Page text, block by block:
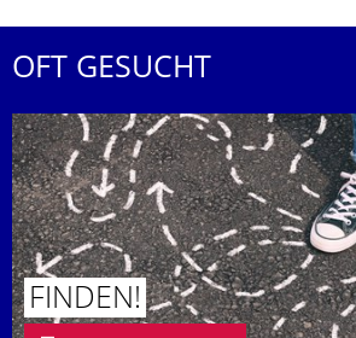
OFT GESUCHT
FINDEN!